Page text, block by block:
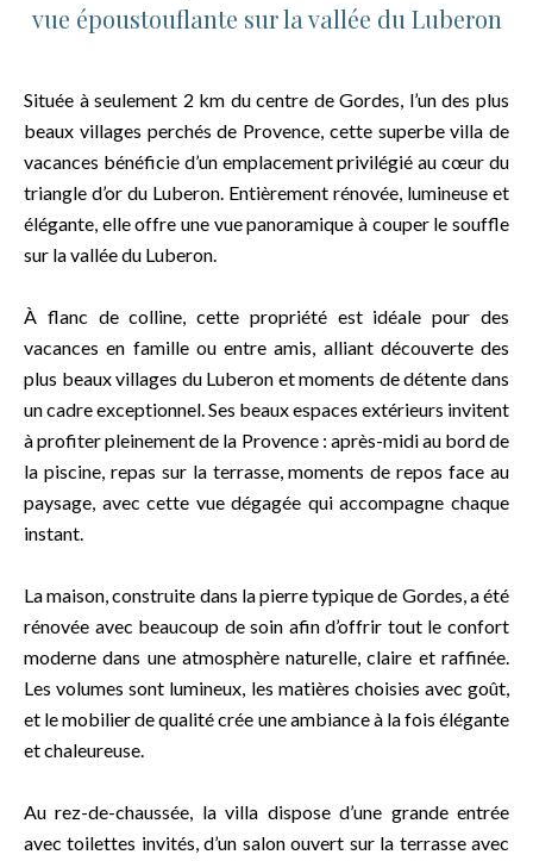
vue époustouflante sur la vallée du Luberon
Située à seulement 2 km du centre de Gordes, l’un des plus
beaux villages perchés de Provence, cette superbe villa de
vacances bénéficie d’un emplacement privilégié au cœur du
triangle d’or du Luberon. Entièrement rénovée, lumineuse et
élégante, elle offre une vue panoramique à couper le souffle
sur la vallée du Luberon.
À flanc de colline, cette propriété est idéale pour des
vacances en famille ou entre amis, alliant découverte des
plus beaux villages du Luberon et moments de détente dans
un cadre exceptionnel. Ses beaux espaces extérieurs invitent
à profiter pleinement de la Provence : après-midi au bord de
la piscine, repas sur la terrasse, moments de repos face au
paysage, avec cette vue dégagée qui accompagne chaque
instant.
La maison, construite dans la pierre typique de Gordes, a été
rénovée avec beaucoup de soin afin d’offrir tout le confort
moderne dans une atmosphère naturelle, claire et raffinée.
Les volumes sont lumineux, les matières choisies avec goût,
et le mobilier de qualité crée une ambiance à la fois élégante
et chaleureuse.
Au rez-de-chaussée, la villa dispose d’une grande entrée
avec toilettes invités, d’un salon ouvert sur la terrasse avec